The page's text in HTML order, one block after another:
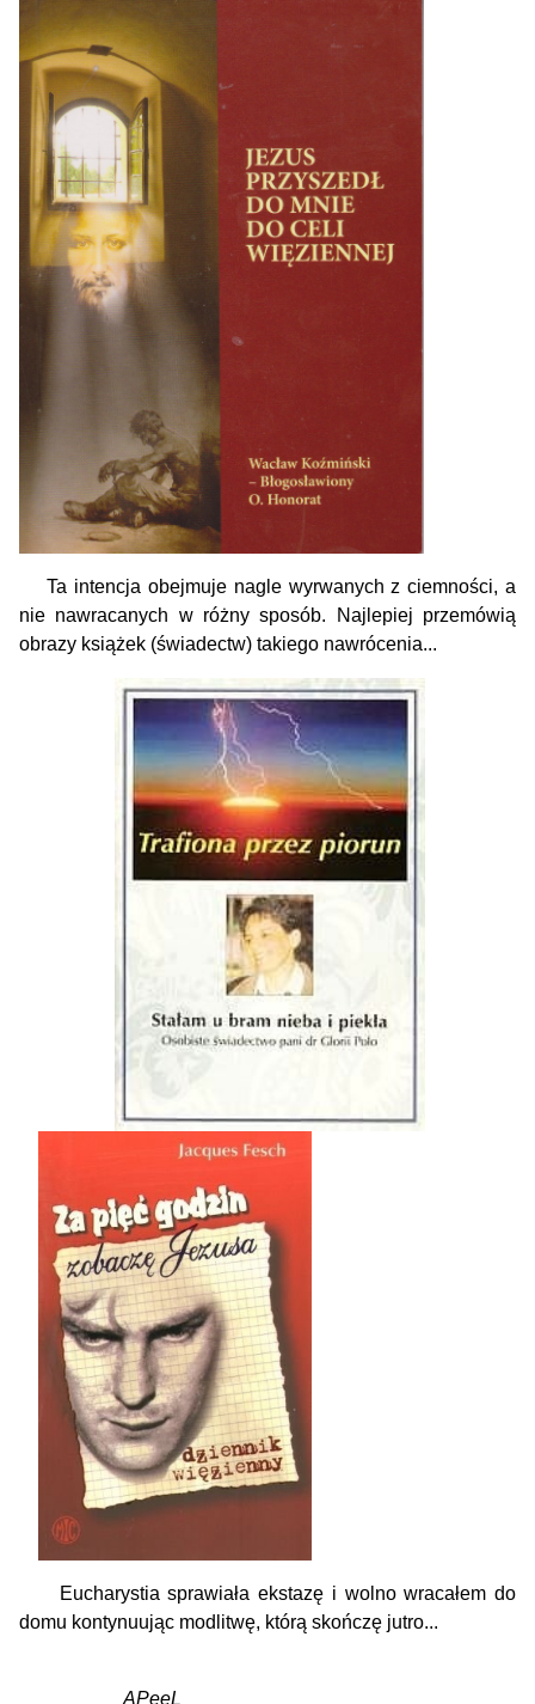
Ta intencja obejmuje nagle wyrwanych z ciemności, a
nie nawracanych w różny sposób. Najlepiej przemówią
obrazy książek (świadectw) takiego nawrócenia...
Eucharystia sprawiała ekstazę i wolno wracałem do
domu kontynuując modlitwę, którą skończę jutro...
APeeL